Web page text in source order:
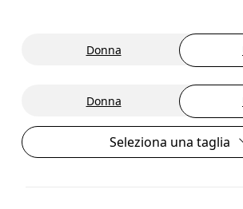
Donna
Donna
Seleziona una taglia